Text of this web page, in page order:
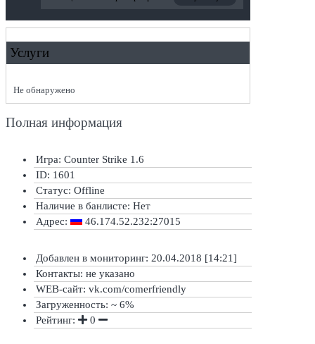
Услуги
Не обнаружено
Полная информация
Игра: Counter Strike 1.6
ID: 1601
Статус: Offline
Наличие в банлисте: Нет
Адрес:
46.174.52.232:27015
Добавлен в мониторинг: 20.04.2018 [14:21]
Контакты: не указано
WEB-сайт: vk.com/comerfriendly
Загруженность: ~ 6%
Рейтинг:
0